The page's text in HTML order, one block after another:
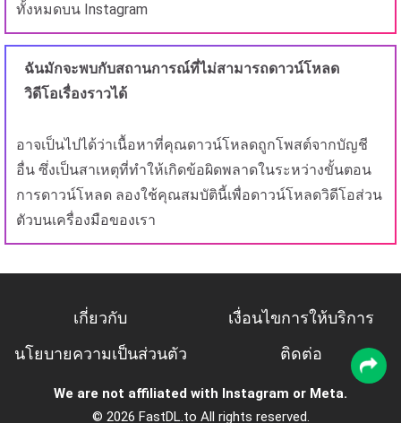
ทั้งหมดบน Instagram
ฉันมักจะพบกับสถานการณ์ที่ไม่สามารถดาวน์โหลด
วิดีโอเรื่องราวได้
อาจเป็นไปได้ว่าเนื้อหาที่คุณดาวน์โหลดถูกโพสต์จากบัญชี
อื่น ซึ่งเป็นสาเหตุที่ทำให้เกิดข้อผิดพลาดในระหว่างขั้นตอน
การดาวน์โหลด ลองใช้คุณสมบัตินี้เพื่อดาวน์โหลดวิดีโอส่วน
ตัวบนเครื่องมือของเรา
เกี่ยวกับ
เงื่อนไขการให้บริการ
นโยบายความเป็นส่วนตัว
ติดต่อ
We are not affiliated with Instagram or Meta.
© 2026 FastDL.to All rights reserved.